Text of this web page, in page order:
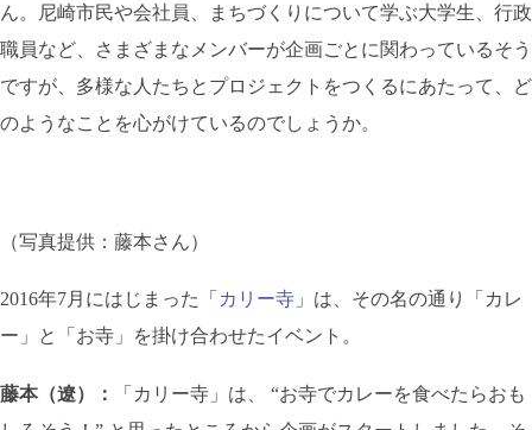
ん。尼崎市民や会社員、まちづくりについて学ぶ大学生、行政
職員など、さまざまなメンバーが企画ごとに関わっているそう
ですが、多様な人たちとプロジェクトをつくるにあたって、ど
のようなことを心がけているのでしょうか。
（写真提供：藤本さん）
2016年7月にはじまった「 カリー寺 」は、その名の通り「カレ
ー」と「お寺」を掛け合わせたイベント。
藤本（遼）：
「カリー寺」は、 “お寺でカレーを食べたらおも